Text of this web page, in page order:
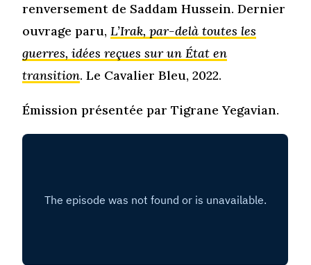
renversement de Saddam Hussein. Dernier
ouvrage paru,L’Irak, par-delà toutes les
guerres, idées reçues sur un État en
transition. Le Cavalier Bleu, 2022.
Émission présentée par Tigrane Yegavian.